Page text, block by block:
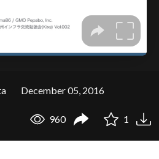
December 05, 2016
960 1